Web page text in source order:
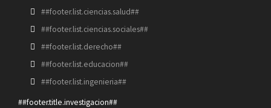
##footer.list.ciencias.salud##
##footer.list.ciencias.sociales##
##footer.list.derecho##
##footer.list.educacion##
##footer.list.ingenieria##
##footer.title.investigacion##